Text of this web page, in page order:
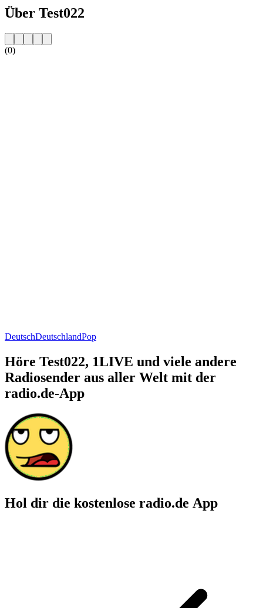
Über Test022
(0)
DeutschDeutschlandPop
Höre Test022, 1LIVE und viele andere
Radiosender aus aller Welt mit der
radio.de-App
Hol dir die kostenlose radio.de App